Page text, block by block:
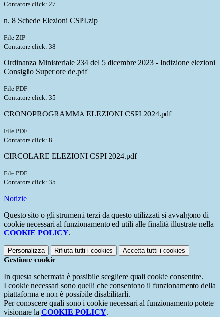
Contatore click: 27
n. 8 Schede Elezioni CSPI.zip
File ZIP
Contatore click: 38
Ordinanza Ministeriale 234 del 5 dicembre 2023 - Indizione elezioni
Consiglio Superiore de.pdf
File PDF
Contatore click: 35
CRONOPROGRAMMA ELEZIONI CSPI 2024.pdf
File PDF
Contatore click: 8
CIRCOLARE ELEZIONI CSPI 2024.pdf
File PDF
Contatore click: 35
Notizie
Questo sito o gli strumenti terzi da questo utilizzati si avvalgono di
cookie necessari al funzionamento ed utili alle finalità illustrate nella
COOKIE POLICY.
Personalizza Rifiuta tutti i cookies Accetta tutti i cookies
Gestione cookie
In questa schermata è possibile scegliere quali cookie consentire.
I cookie necessari sono quelli che consentono il funzionamento della
piattaforma e non è possibile disabilitarli.
Per conoscere quali sono i cookie necessari al funzionamento potete
visionare la COOKIE POLICY.